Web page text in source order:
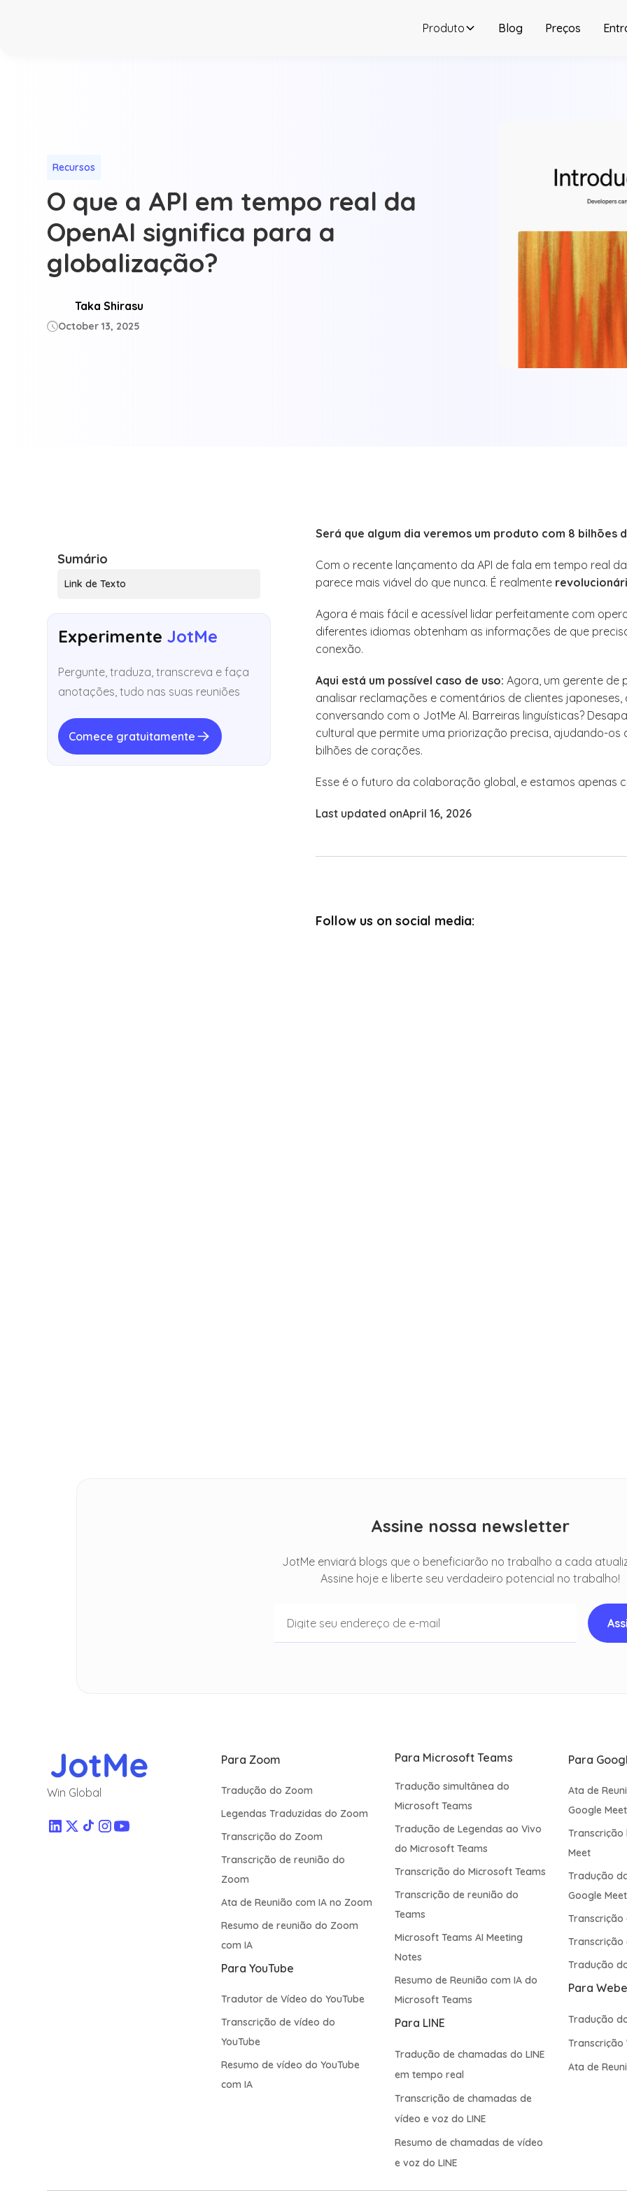
Produto Blog Preços
Recursos
O que a API em tempo real da
OpenAI significa para a
globalização?
Taka Shirasu
October 13, 2025
Sumário
Link de Texto
ExperimenteJotMe
Pergunte, traduza, transcreva e faça
anotações, tudo nas suas reuniões
Comece gratuitamente
Será que algum dia veremos um produto com 8 bilhões
Com o recente lançamento da API de fala em tempo real
parece mais viável do que nunca. É realmente
Agora é mais fácil e acessível lidar perfeitamente com
diferentes idiomas obtenham as informações de que
conexão.
Aqui está um possível caso de uso:Agora, um gerente de
analisar reclamações e comentários de clientes
conversando com o JotMe AI. Barreiras linguísticas?
cultural que permite uma priorização precisa, ajudando-os
bilhões de corações.
Esse é o futuro da colaboração global, e estamos apenas
Last updated onApril 16, 2026
Follow us on social media:
Assine nossa newsletter
JotMe enviará blogs que o beneficiarão no trabalho a cada
Assine hoje e liberte seu verdadeiro potencial no trabalho!
Win Global
Para Zoom
Tradução do Zoom
Legendas Traduzidas do Zoom
Transcrição do Zoom
Transcrição de reunião do
Zoom
Ata de Reunião com IA no Zoom
Resumo de reunião do Zoom
com IA
Para YouTube
Tradutor de Vídeo do YouTube
Transcrição de vídeo do
YouTube
Resumo de vídeo do YouTube
com IA
Para Microsoft Teams
Tradução simultânea do
Microsoft Teams
Tradução de Legendas ao Vivo
do Microsoft Teams
Transcrição do Microsoft Teams
Transcrição de reunião do
Teams
Microsoft Teams AI Meeting
Notes
Resumo de Reunião com IA do
Microsoft Teams
Para LINE
Tradução de chamadas do LINE
em tempo real
Transcrição de chamadas de
vídeo e voz do LINE
Resumo de chamadas de vídeo
e voz do LINE
Para
Ata de
Google Meet
Transcrição
Meet
Tradução
Google Meet
Transcrição
Transcrição
Tradução
Para
Tradução
Transcrição
Ata de